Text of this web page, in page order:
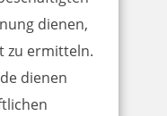
dienen,
zu ermitteln.
dienen